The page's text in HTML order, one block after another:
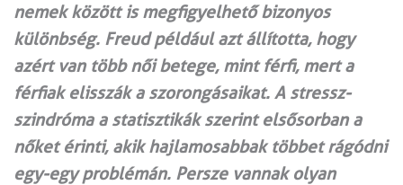
nemek között is megfigyelhető bizonyos
különbség. Freud például azt állította, hogy
azért van több női betege, mint férfi, mert a
férfiak elisszák a szorongásaikat. A stressz-
szindróma a statisztikák szerint elsősorban a
nőket érinti, akik hajlamosabbak többet rágódni
egy-egy problémán. Persze vannak olyan